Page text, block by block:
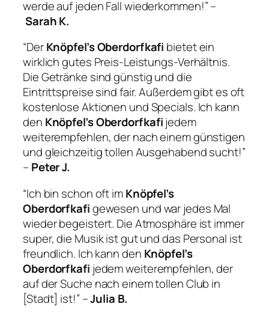
werde auf jeden Fall wiederkommen!” –
Sarah K.
“DerKnöpfel’s Oberdorfkafi bietet ein
wirklich gutes Preis-Leistungs-Verhältnis.
Die Getränke sind günstig und die
Eintrittspreise sind fair. Außerdem gibt es oft
kostenlose Aktionen und Specials. Ich kann
den Knöpfel’s Oberdorfkafijedem
weiterempfehlen, der nach einem günstigen
und gleichzeitig tollen Ausgehabend sucht!”
– Peter J.
“Ich bin schon oft imKnöpfel’s
Oberdorfkafigewesen und war jedes Mal
wieder begeistert. Die Atmosphäre ist immer
super, die Musik ist gut und das Personal ist
freundlich. Ich kann den Knöpfel’s
Oberdorfkafi jedem weiterempfehlen, der
auf der Suche nach einem tollen Club in
[Stadt] ist!” –Julia B.